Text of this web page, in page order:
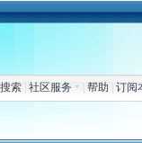
搜索| 社区服务 帮助 订阅